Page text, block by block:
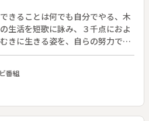
きることは何でも自分でやる、木
生活を短歌に詠み、３千点におよ
きに生きる姿を、自らの努力で広
で描く。◆脳性マヒの重度障害を
江島で民宿「土の宿」を営んでい
ざまな体験をしながら、歌人・画
活と作品を紹介する。
番組